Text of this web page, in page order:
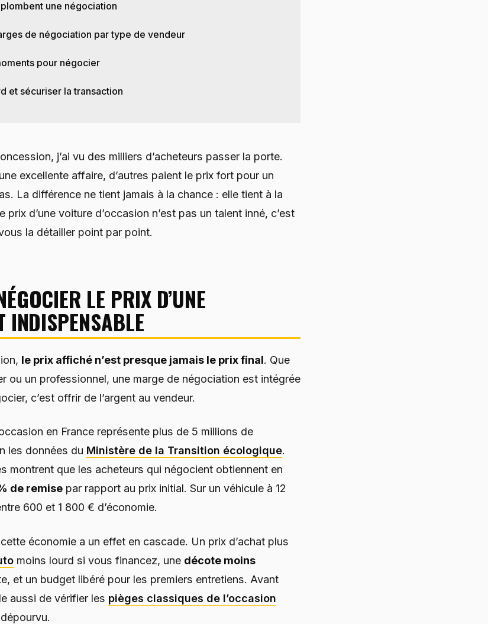
une négociation
de négociation par type de vendeur
pour négocier
et sécuriser la transaction
j’ai vu des milliers d’acheteurs passer la porte.
excellente affaire, d’autres paient le prix fort pour un
La différence ne tient jamais à la chance : elle tient à la
prix d’une voiture d’occasion n’est pas un talent inné, c’est
la détailler point par point.
LE PRIX D’UNE
INDISPENSABLE
le prix affiché n’est presque jamais le prix final. Que
ou un professionnel, une marge de négociation est intégrée
c’est offrir de l’argent au vendeur.
en France représente plus de 5 millions de
les données du Ministère de la Transition écologique.
montrent que les acheteurs qui négocient obtiennent en
de remisepar rapport au prix initial. Sur un véhicule à 12
600 et 1 800 € d’économie.
économie a un effet en cascade. Un prix d’achat plus
moins lourd si vous financez, une décote moins
et un budget libéré pour les premiers entretiens. Avant
aussi de vérifier les pièges classiques de l’occasion